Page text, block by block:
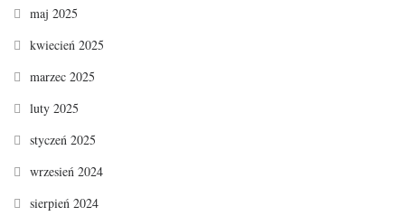
maj 2025
kwiecień 2025
marzec 2025
luty 2025
styczeń 2025
wrzesień 2024
sierpień 2024